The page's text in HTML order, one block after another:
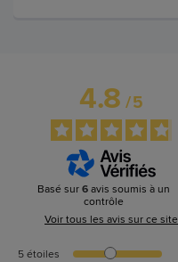
4.8/5
Basé sur6 avis soumis à un
contrôle
Voir tous les avis sur ce site
5étoiles